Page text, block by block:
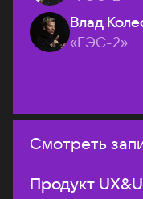
Влад
«ГЭС-2»
Смотреть
Продукт